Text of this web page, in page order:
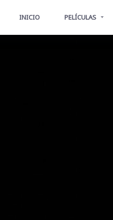
INICIO PELÍCULAS